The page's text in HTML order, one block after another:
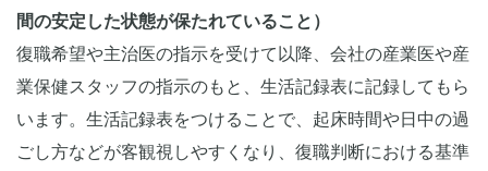
間の安定した状態が保たれていること）
復職希望や主治医の指示を受けて以降、会社の産業医や産
業保健スタッフの指示のもと、生活記録表に記録してもら
います。生活記録表をつけることで、起床時間や日中の過
ごし方などが客観視しやすくなり、復職判断における基準